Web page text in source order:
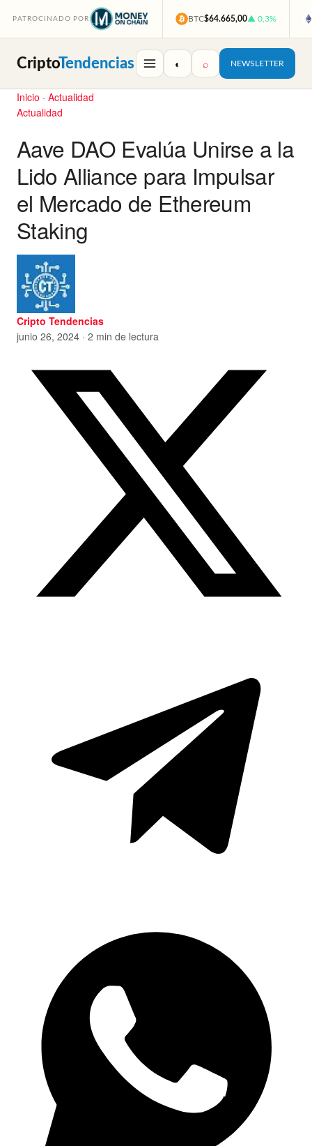
PATROCINADO POR BTC$64.665,00▲ 0,3%
CriptoTendencias ◐ ⌕ NEWSLETTER
Inicio · Actualidad
Actualidad
Aave DAO Evalúa Unirse a la
Lido Alliance para Impulsar
el Mercado de Ethereum
Staking
Cripto Tendencias
junio 26, 2024 · 2 min de lectura